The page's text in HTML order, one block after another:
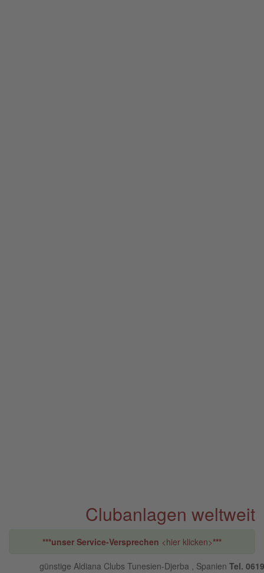
Clubanlagen weltweit
***unser Service-Versprechen <hier klicken>***
günstige Aldiana Clubs Tunesien-Djerba , Spanien Tel.